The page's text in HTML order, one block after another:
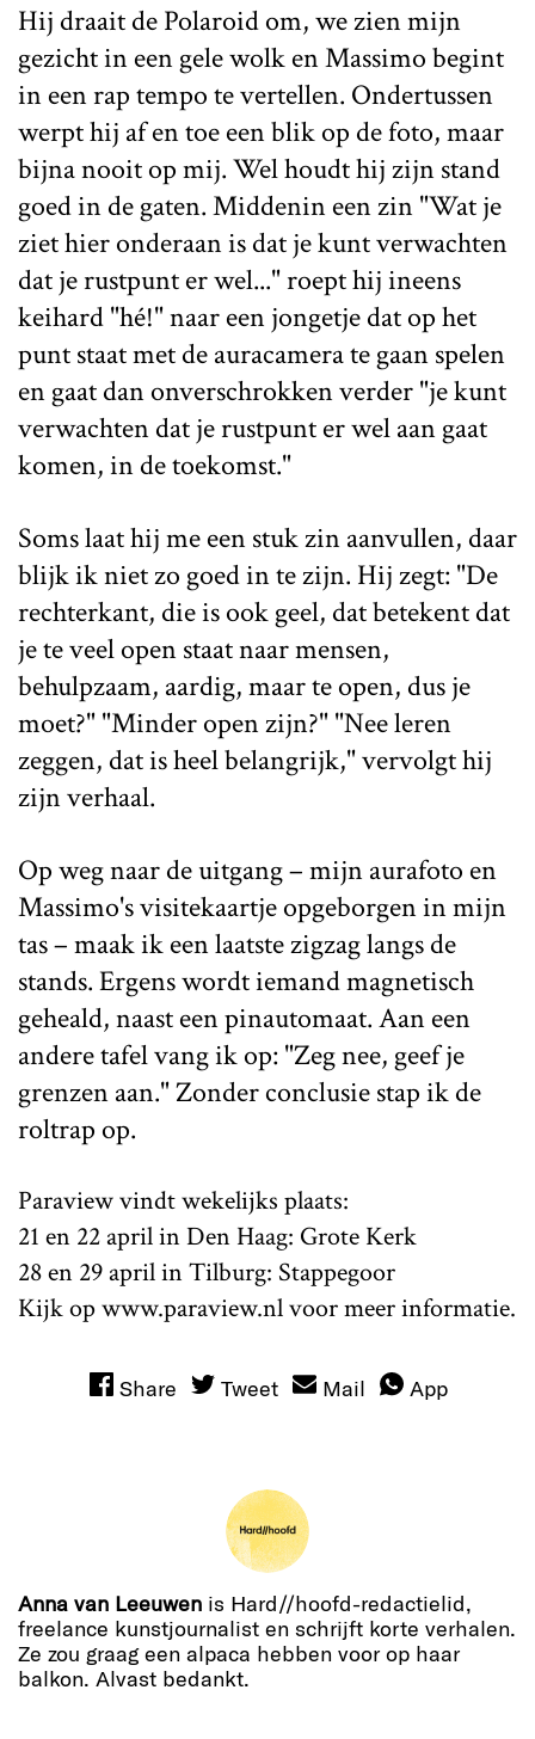
Hij draait de Polaroid om, we zien mijn
gezicht in een gele wolk en Massimo begint
in een rap tempo te vertellen. Ondertussen
werpt hij af en toe een blik op de foto, maar
bijna nooit op mij. Wel houdt hij zijn stand
goed in de gaten. Middenin een zin "Wat je
ziet hier onderaan is dat je kunt verwachten
dat je rustpunt er wel..." roept hij ineens
keihard "hé!" naar een jongetje dat op het
punt staat met de auracamera te gaan spelen
en gaat dan onverschrokken verder "je kunt
verwachten dat je rustpunt er wel aan gaat
komen, in de toekomst."
Soms laat hij me een stuk zin aanvullen, daar
blijk ik niet zo goed in te zijn. Hij zegt: "De
rechterkant, die is ook geel, dat betekent dat
je te veel open staat naar mensen,
behulpzaam, aardig, maar te open, dus je
moet?" "Minder open zijn?" "Nee leren
zeggen, dat is heel belangrijk," vervolgt hij
zijn verhaal.
Op weg naar de uitgang – mijn aurafoto en
Massimo's visitekaartje opgeborgen in mijn
tas – maak ik een laatste zigzag langs de
stands. Ergens wordt iemand magnetisch
geheald, naast een pinautomaat. Aan een
andere tafel vang ik op: "Zeg nee, geef je
grenzen aan." Zonder conclusie stap ik de
roltrap op.
Paraview vindt wekelijks plaats:
21 en 22 april in Den Haag: Grote Kerk
28 en 29 april in Tilburg: Stappegoor
Kijk op www.paraview.nl voor meer informatie.
Share Tweet Mail App
Anna van Leeuwen is Hard//hoofd-redactielid,
freelance kunstjournalist en schrijft korte verhalen.
Ze zou graag een alpaca hebben voor op haar
balkon. Alvast bedankt.